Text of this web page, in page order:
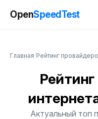
OpenSpeedTest
Главная Рейтинг
Актуальный топ